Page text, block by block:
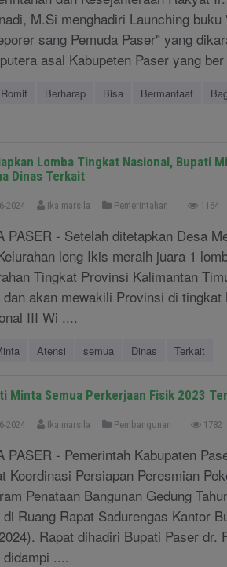
M.Si menghadiri Launching buku
sang Pemuda Paser" yang
asal Kabupeten Paser yang
Romif Berharap Bisa Bermanfaat
Lomba Tingkat Nasional, Bupati
Dinas Terkait
2024 Ika marsila Pemerintahan 1164
PASER - Setelah ditetapkan Desa
long Ikis meraih juara 1
Tingkat Provinsi Kalimantan
dan akan mewakili Provinsi di tingkat
III Wi ....
Atensi semua Dinas Terkait
Minta Semua Perkerjaan Fisik 2023
2024 Ika marsila Pembangunan 1782
PASER - Pemerintah Kabupaten
Koordinasi Persiapan Peresmian
Penataan Bangunan Gedung
di Ruang Rapat Sadurengas Kantor
Rapat dihadiri Bupati Paser dr.
....